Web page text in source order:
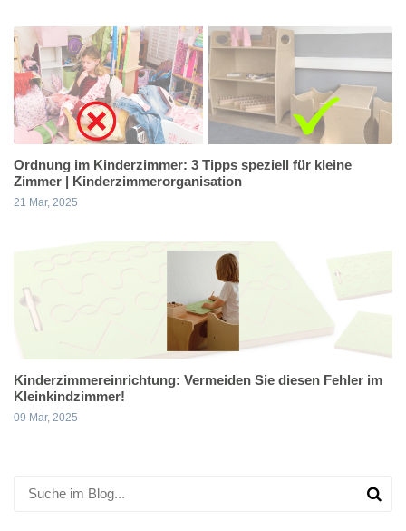
Ordnung im Kinderzimmer: 3 Tipps speziell für kleine
Zimmer | Kinderzimmerorganisation
21 Mar, 2025
Kinderzimmereinrichtung: Vermeiden Sie diesen Fehler im
Kleinkindzimmer!
09 Mar, 2025